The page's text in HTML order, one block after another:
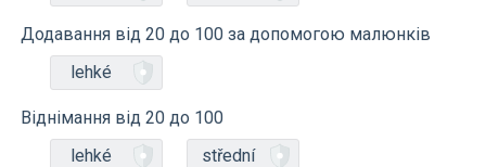
Додавання від 20 до 100 за допомогою малюнків
lehké
Віднімання від 20 до 100
lehké
střední